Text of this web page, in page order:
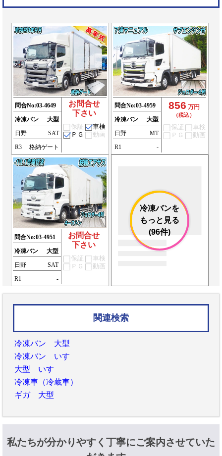
問合No:03-4649
冷凍バン
大型
日野
SAT
R3
格納ゲート
お問合せ
下さい
保証
車検
ＰＧ
動画
問合No:03-4959
冷凍バン
大型
日野
MT
R1
-
856 万円
（税込）
保証
車検
ＰＧ
動画
問合No:03-4951
冷凍バン
大型
日野
SAT
R1
-
お問合せ
下さい
保証
車検
ＰＧ
動画
冷凍バンを
もっと見る
(96件)
関連検索
冷凍バン 大型
冷凍バン いすゞ
大型 いすゞ
冷凍車（冷蔵車）
ギガ 大型
私たちが分かりやすく丁寧にご案内させていた